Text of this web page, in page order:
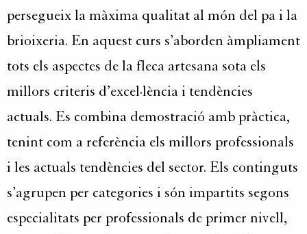
persegueix la màxima qualitat al món del pa i la
brioixeria. En aquest curs s’aborden àmpliament
tots els aspectes de la fleca artesana sota els
millors criteris d’excel·lència i tendències
actuals. Es combina demostració amb pràctica,
tenint com a referència els millors professionals
i les actuals tendències del sector. Els continguts
s’agrupen per categories i són impartits segons
especialitats per professionals de primer nivell,